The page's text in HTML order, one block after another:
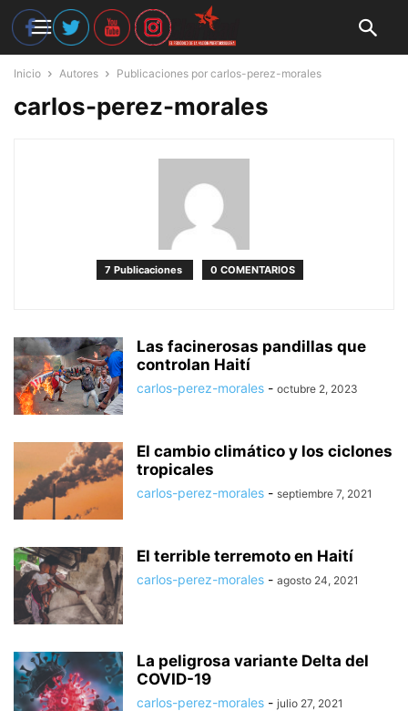
Inicio Autores Publicaciones por carlos-perez-morales
carlos-perez-morales
7 Publicaciones 0 COMENTARIOS
Las facinerosas pandillas que
controlan Haití
carlos-perez-morales - octubre 2, 2023
El cambio climático y los ciclones
tropicales
carlos-perez-morales - septiembre 7, 2021
El terrible terremoto en Haití
carlos-perez-morales - agosto 24, 2021
La peligrosa variante Delta del
COVID-19
carlos-perez-morales - julio 27, 2021